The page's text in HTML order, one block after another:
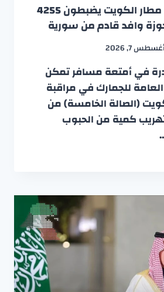
مفتشو جمارك مطار الكويت يضبطون 4255
وافد قادم من سورية
7, 2026
في أمتعة مسافر تمكن
للجمارك في مراقبة
(الصالة الخامسة) من
كمية من الحبوب